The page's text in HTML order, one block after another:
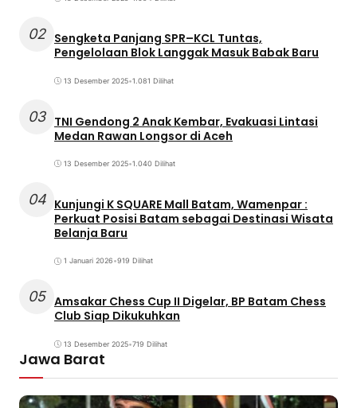
02 Sengketa Panjang SPR–KCL Tuntas,
Pengelolaan Blok Langgak Masuk Babak Baru
13 Desember 2025•1.081 Dilihat
03 TNI Gendong 2 Anak Kembar, Evakuasi Lintasi
Medan Rawan Longsor di Aceh
13 Desember 2025•1.040 Dilihat
04 Kunjungi K SQUARE Mall Batam, Wamenpar :
Perkuat Posisi Batam sebagai Destinasi Wisata
Belanja Baru
1 Januari 2026•919 Dilihat
05 Amsakar Chess Cup II Digelar, BP Batam Chess
Club Siap Dikukuhkan
13 Desember 2025•719 Dilihat
Jawa Barat